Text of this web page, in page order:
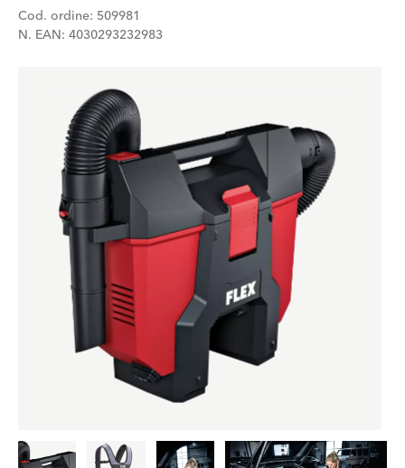
Cod. ordine: 509981
N. EAN: 4030293232983